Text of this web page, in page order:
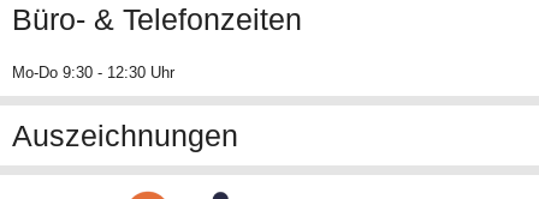
Büro- & Telefonzeiten
Mo-Do 9:30 - 12:30 Uhr
Auszeichnungen